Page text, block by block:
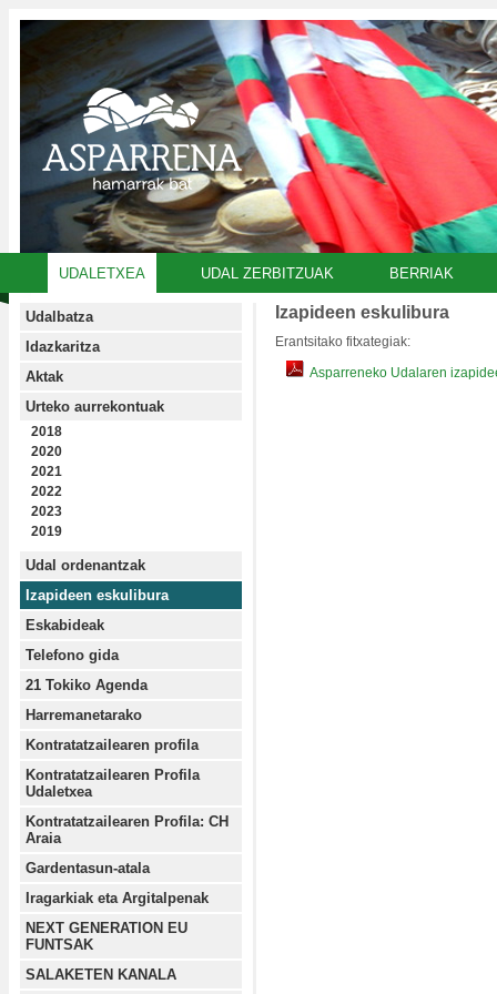
UDALETXEA UDAL ZERBITZUAK BERRIAK
Udalbatza
Idazkaritza
Aktak
Urteko aurrekontuak
2018
2020
2021
2022
2023
2019
Udal ordenantzak
Izapideen eskulibura
Eskabideak
Telefono gida
21 Tokiko Agenda
Harremanetarako
Kontratatzailearen profila
Kontratatzailearen Profila
Udaletxea
Kontratatzailearen Profila: CH
Araia
Gardentasun-atala
Iragarkiak eta Argitalpenak
NEXT GENERATION EU
FUNTSAK
SALAKETEN KANALA
Izapideen eskulibura
Erantsitako fitxategiak:
Asparreneko Udalaren